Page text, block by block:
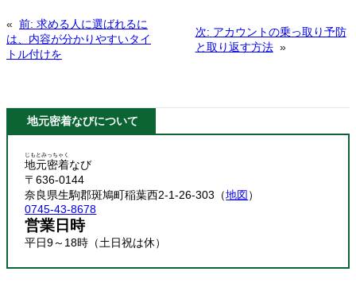
« 前: 求める人に選ばれるに
は、内容が分かりやすいタイ
トル付けを
次: アカウントの乗っ取り予防
と取り返す方法 »
地元密着なびについて
地元密着
じもとみっちゃく
なび
〒636-0144
奈良県生駒郡斑鳩町稲葉西2-1-26-303（地図 ）
0745-43-8678
営業日時
平日9～18時（土日祝は休）